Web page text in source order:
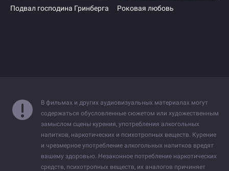
Подвал господина Гринберга Роковая любовь
В фильмах и других аудиовизуальных материалах могут
содержаться обусловленные сюжетом или художественным
замыслом сцены курения, употребления алкогольных
напитков, наркотических и психотропных веществ. Курение
и чрезмерное употребление алкогольных напитков вредят
вашему здоровью. Незаконное потребление наркотических
средств, психотропных веществ, их аналогов причиняет